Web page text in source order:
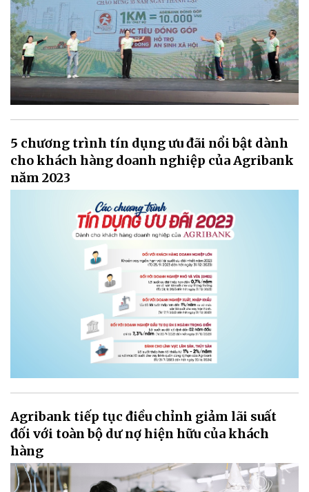
5 chương trình tín dụng ưu đãi nổi bật dành
cho khách hàng doanh nghiệp của Agribank
năm 2023
Agribank tiếp tục điều chỉnh giảm lãi suất
đối với toàn bộ dư nợ hiện hữu của khách
hàng